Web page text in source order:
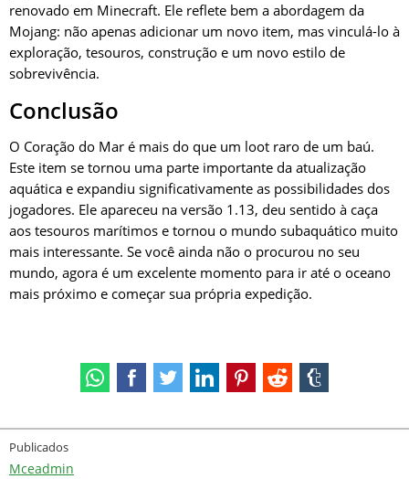
renovado em Minecraft. Ele reflete bem a abordagem da
Mojang: não apenas adicionar um novo item, mas vinculá-lo à
exploração, tesouros, construção e um novo estilo de
sobrevivência.
Conclusão
O Coração do Mar é mais do que um loot raro de um baú.
Este item se tornou uma parte importante da atualização
aquática e expandiu significativamente as possibilidades dos
jogadores. Ele apareceu na versão 1.13, deu sentido à caça
aos tesouros marítimos e tornou o mundo subaquático muito
mais interessante. Se você ainda não o procurou no seu
mundo, agora é um excelente momento para ir até o oceano
mais próximo e começar sua própria expedição.
Publicados
Mceadmin